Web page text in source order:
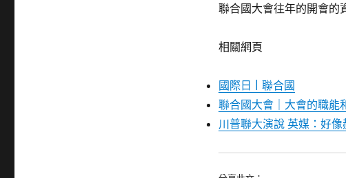
聯合國大會往年的開會的
相關網頁
國際日 | 聯合國
聯合國大會｜大會的職能
川普聯大演說 英媒：好像